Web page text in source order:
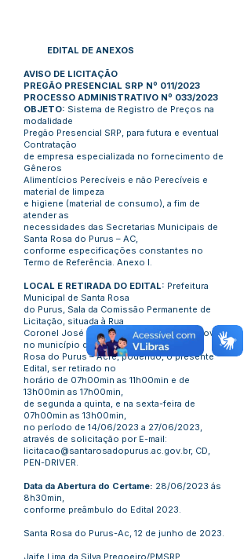
EDITAL DE ANEXOS
AVISO DE LICITAÇÃO
PREGÃO PRESENCIAL SRP Nº 011/2023
PROCESSO ADMINISTRATIVO Nº 033/2023
OBJETO: Sistema de Registro de Preços na
modalidade
Pregão Presencial SRP, para futura e eventual
Contratação
de empresa especializada no fornecimento de
Gêneros
Alimentícios Perecíveis e não Perecíveis e
material de limpeza
e higiene (material de consumo), a fim de
atender as
necessidades das Secretarias Municipais de
Santa Rosa do Purus – AC,
conforme especificações constantes no
Termo de Referência. Anexo I.
LOCAL E RETIRADA DO EDITAL: Prefeitura
Municipal de Santa Rosa
do Purus, Sala da Comissão Permanente de
Licitação, situada à Rua
Coronel José Ferreira, N° 1.200, Cidade Nova,
no município de Santa
Rosa do Purus – Acre, podendo, o presente
Edital, ser retirado no
horário de 07h00min as 11h00min e de
13h00min as 17h00min,
de segunda a quinta, e na sexta-feira de
07h00min as 13h00min,
no período de 14/06/2023 a 27/06/2023,
através de solicitação por E-mail:
licitacao@santarosadopurus.ac.gov.br, CD,
PEN-DRIVER.
Data da Abertura do Certame: 28/06/2023 ás
8h30min,
conforme preâmbulo do Edital 2023.
Santa Rosa do Purus-Ac, 12 de junho de 2023.
Jaife Lima da Silva Pregoeiro/PMSRP